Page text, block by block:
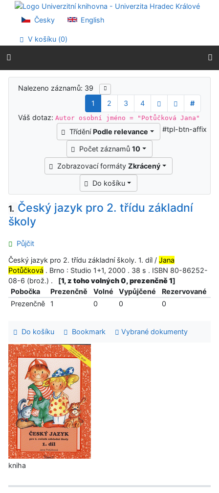
Přejít na obsah
Přejít na menu
Prohlášení o webové přístupnosti
Česky English
V košíku (0)
Výsledky vyhledávání
Nalezeno záznamů: 39
1
2 3 4
#
Váš dotaz:Autor osobní jméno = "Potůčková Jana"
Třídění Podle relevance
Počet záznamů 10
Zobrazovací formáty Zkrácený
Do košíku
#tpl-btn-affix
1. Český jazyk pro 2. třídu základní
školy
Půjčit
Český jazyk pro 2. třídu základní školy. 1. díl / Jana
Potůčková . Brno : Studio 1+1, 2000 . 38 s . ISBN 80-86252-
08-6 (brož.) .
[1, z toho volných 0, prezenčně 1]
Pobočka
Prezenčně Volné Vypůjčené
Rezervované
Prezenčně
1 0 0 0
Do košíku Bookmark Vybrané dokumenty
kniha